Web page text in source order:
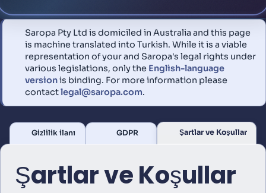
Saropa Pty Ltd is domiciled in Australia and this page
is machine translated into Turkish. While it is a viable
representation of your and Saropa's legal rights under
various legislations, only the English-language
versionis binding. For more information please
contactlegal@saropa.com.
Gizlilik ilanı GDPR Şartlar ve Koşullar
Şartlar ve Koşullar